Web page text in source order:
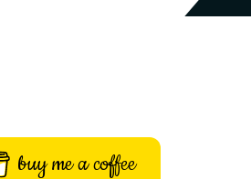
buy me a coffee